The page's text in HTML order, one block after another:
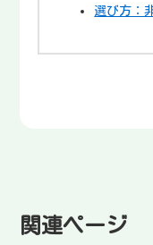
選び方：
関連ページ